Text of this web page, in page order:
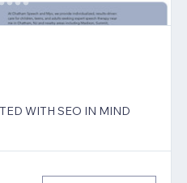
WITH SEO IN MIND